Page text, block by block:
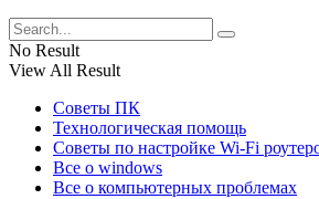
No Result
View All Result
Советы ПК
Технологическая помощь
Советы по настройке Wi-Fi
Все о windows
Все о компьютерных проблемах